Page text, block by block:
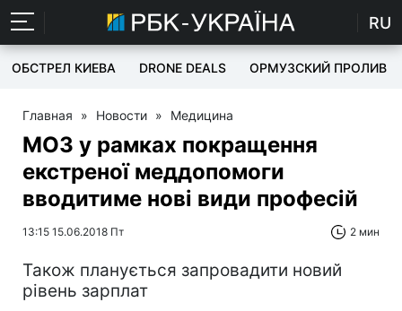
RU
ОБСТРЕЛ КИЕВА DRONE DEALS ОРМУЗСКИЙ ПРОЛИВ
Главная » Новости » Медицина
МОЗ у рамках покращення
екстреної меддопомоги
вводитиме нові види професій
13:15 15.06.2018 Пт 2 мин
Також планується запровадити новий
рівень зарплат